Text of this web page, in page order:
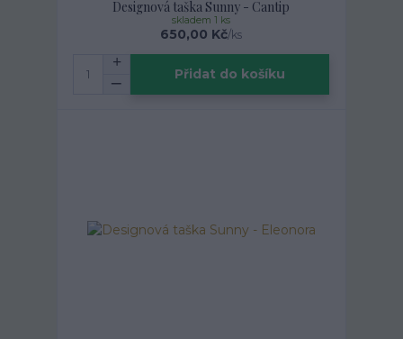
Designová taška Sunny - Cantip
650,00 Kč/ks
skladem 1 ks
Přidat do košíku